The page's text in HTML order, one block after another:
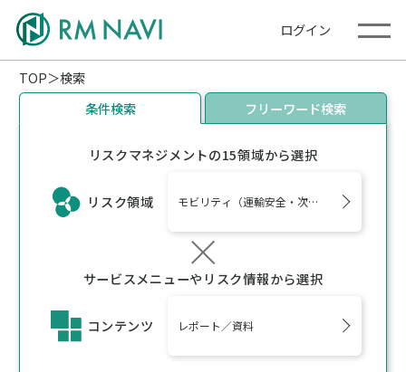
ログイン
TOP
検索
条件検索
フリーワード検索
リスクマネジメントの15領域から選択
リスク領域 モビリティ（運輸安全・次世代モビリティ）
サービスメニューやリスク情報から選択
コンテンツ レポート／資料